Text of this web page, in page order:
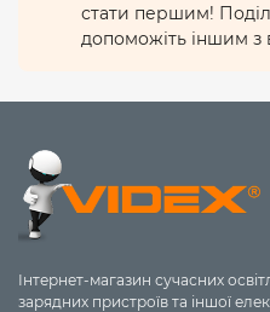
стати першим!
допоможіть іншим з
Інтернет-магазин сучасних
зарядних пристроїв та іншої